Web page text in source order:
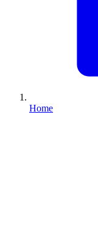
Home